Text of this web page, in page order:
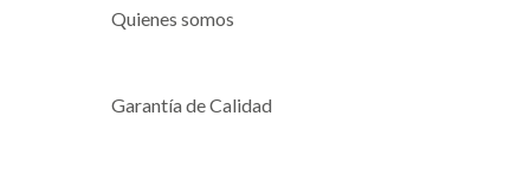
Quienes somos
Garantía de Calidad